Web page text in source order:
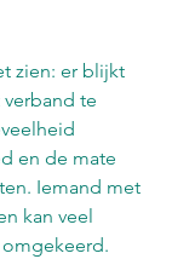
zien: er blijkt
te
en de mate
Iemand met
kan veel